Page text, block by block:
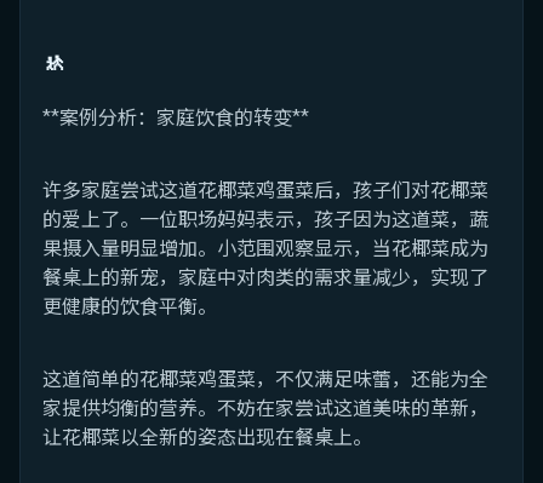
🚸
**案例分析：家庭饮食的转变**
许多家庭尝试这道花椰菜鸡蛋菜后，孩子们对花椰菜
的爱上了。一位职场妈妈表示，孩子因为这道菜，蔬
果摄入量明显增加。小范围观察显示，当花椰菜成为
餐桌上的新宠，家庭中对肉类的需求量减少，实现了
更健康的饮食平衡。
这道简单的花椰菜鸡蛋菜，不仅满足味蕾，还能为全
家提供均衡的营养。不妨在家尝试这道美味的革新，
让花椰菜以全新的姿态出现在餐桌上。